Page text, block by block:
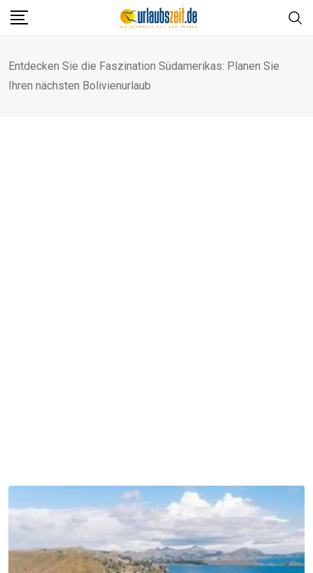
Skip
Entdecken Sie die Faszination Südamerikas: Planen Sie
Ihren nächsten Bolivienurlaub